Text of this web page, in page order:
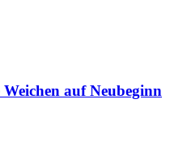
auf Neubeginn